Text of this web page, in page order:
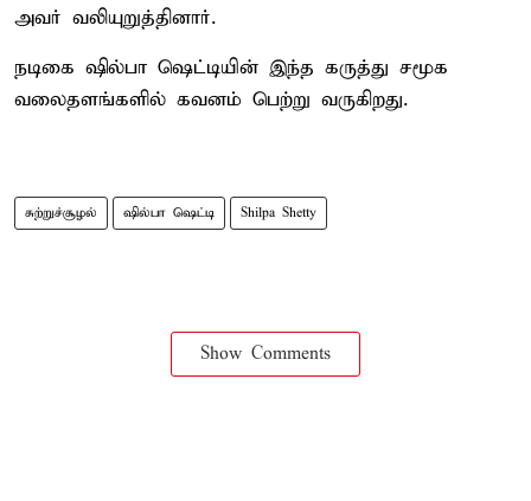
அவர் வலியுறுத்தினார்.
நடிகை ஷில்பா ஷெட்டியின் இந்த கருத்து சமூக
வலைதளங்களில் கவனம் பெற்று வருகிறது.
சுற்றுச்சூழல் ஷில்பா ஷெட்டி Shilpa Shetty
Show Comments